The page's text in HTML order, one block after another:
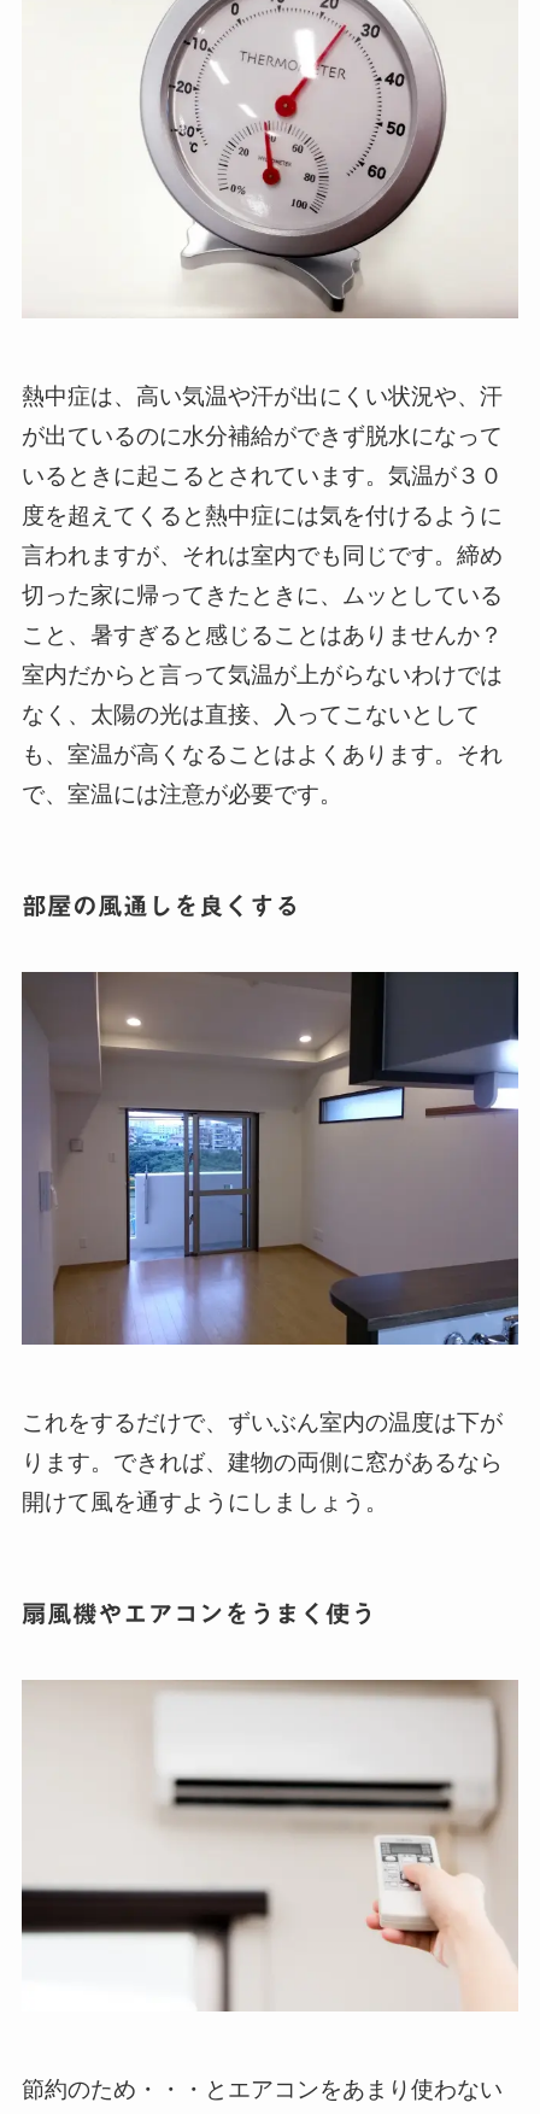
熱中症は、高い気温や汗が出にくい状況や、汗
が出ているのに水分補給ができず脱水になって
いるときに起こるとされています。気温が３０
度を超えてくると熱中症には気を付けるように
言われますが、それは室内でも同じです。締め
切った家に帰ってきたときに、ムッとしている
こと、暑すぎると感じることはありませんか？
室内だからと言って気温が上がらないわけでは
なく、太陽の光は直接、入ってこないとして
も、室温が高くなることはよくあります。それ
で、室温には注意が必要です。
部屋の風通しを良くする
これをするだけで、ずいぶん室内の温度は下が
ります。できれば、建物の両側に窓があるなら
開けて風を通すようにしましょう。
扇風機やエアコンをうまく使う
節約のため・・・とエアコンをあまり使わない